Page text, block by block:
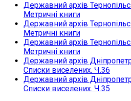
Державний архів
Метричні книги
Державний архів
Метричні книги
Державний архів
Метричні книги
Державний архів
Списки виселених. Ч.36
Державний архів
Списки виселених. Ч.35